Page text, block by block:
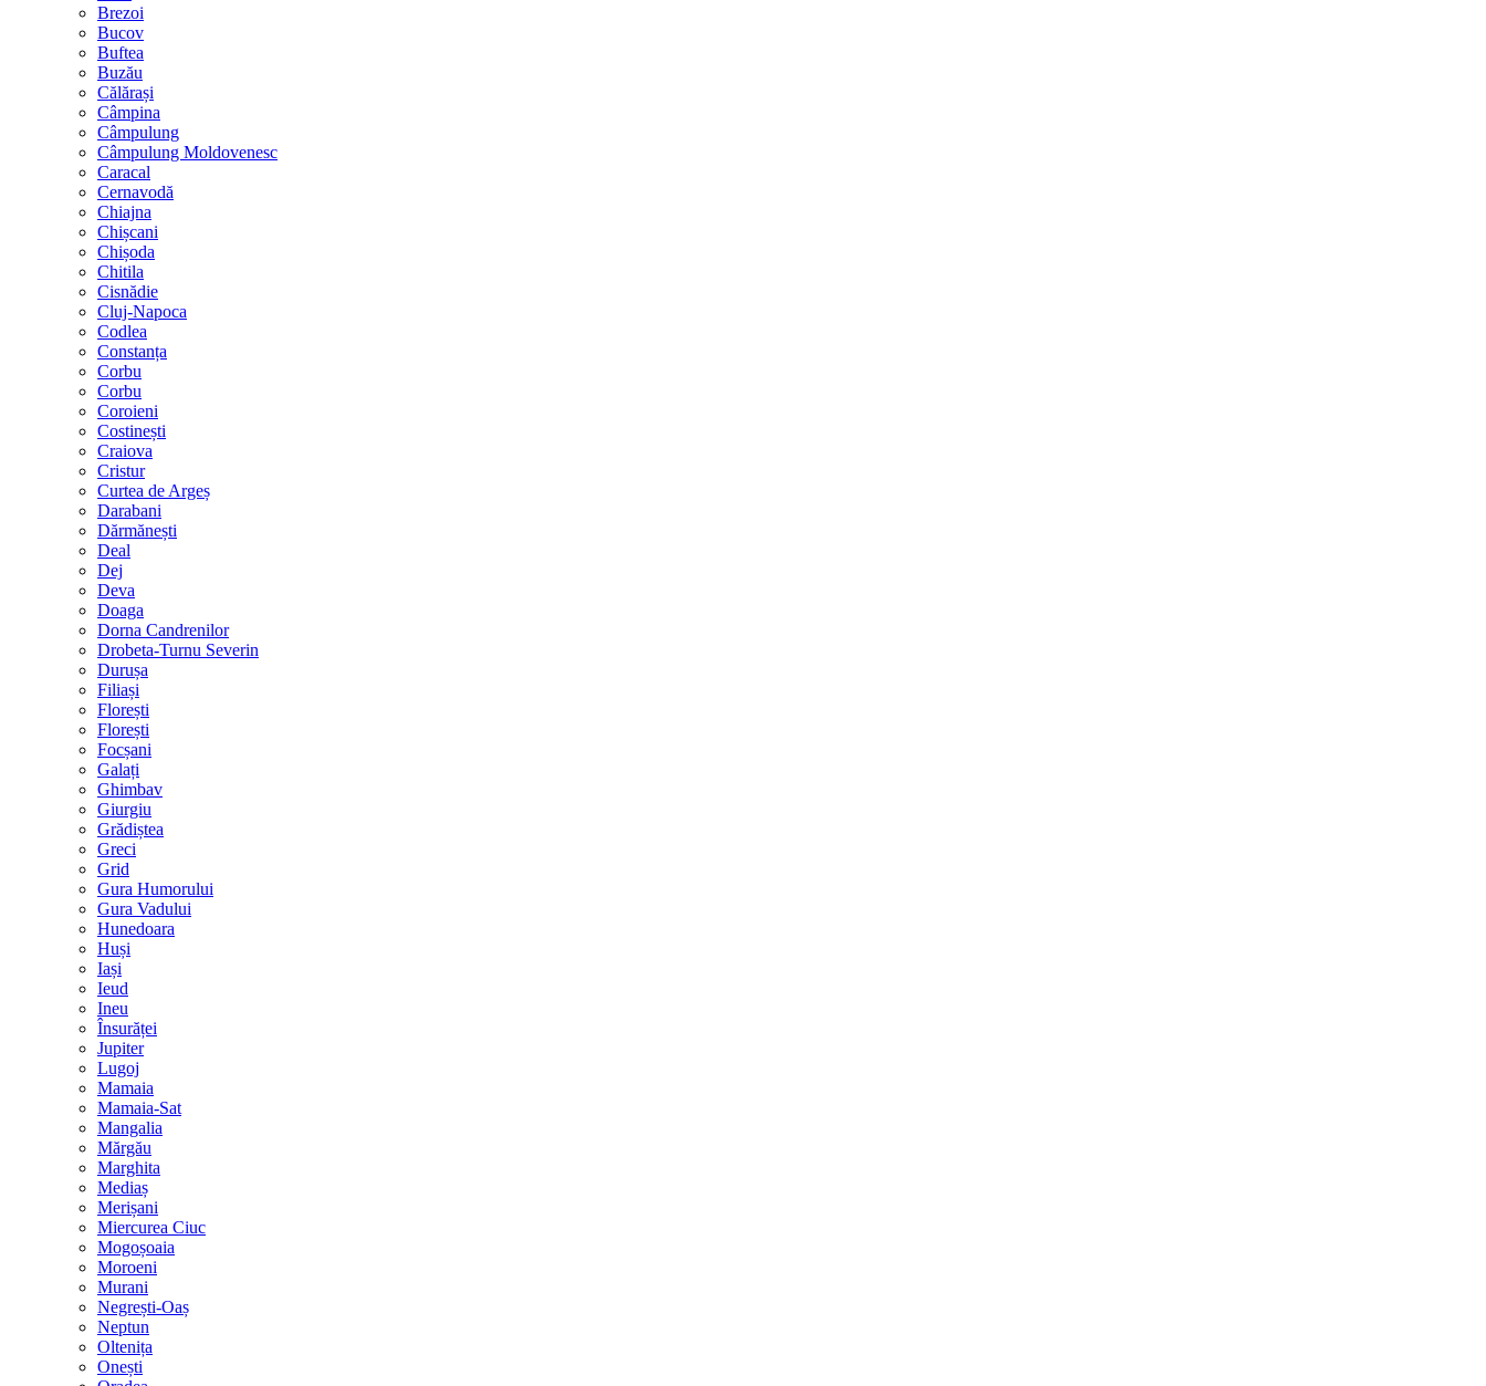
Brezoi
Bucov
Buftea
Buzău
Călărași
Câmpina
Câmpulung
Câmpulung Moldovenesc
Caracal
Cernavodă
Chiajna
Chișcani
Chișoda
Chitila
Cisnădie
Cluj-Napoca
Codlea
Constanța
Corbu
Corbu
Coroieni
Costinești
Craiova
Cristur
Curtea de Argeș
Darabani
Dărmănești
Deal
Dej
Deva
Doaga
Dorna Candrenilor
Drobeta-Turnu Severin
Durușa
Filiași
Florești
Florești
Focșani
Galați
Ghimbav
Giurgiu
Grădiștea
Greci
Grid
Gura Humorului
Gura Vadului
Hunedoara
Huși
Iași
Ieud
Ineu
Însurăței
Jupiter
Lugoj
Mamaia
Mamaia-Sat
Mangalia
Mărgău
Marghita
Mediaș
Merișani
Miercurea Ciuc
Mogoșoaia
Moroeni
Murani
Negrești-Oaș
Neptun
Oltenița
Onești